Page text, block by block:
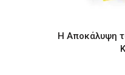
Η Αποκάλυψη